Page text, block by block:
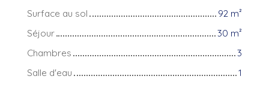
Surface au sol
92 m²
Séjour
30 m²
Chambres
3
Salle d'eau
1